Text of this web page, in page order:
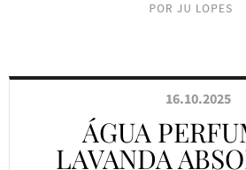
16.10.2025
ÁGUA
LAVANDA